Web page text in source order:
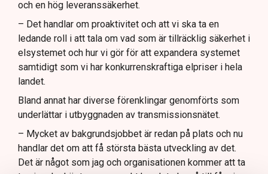
och en hög leveranssäkerhet.
– Det handlar om proaktivitet och att vi ska ta en
ledande roll i att tala om vad som är tillräcklig säkerhet i
elsystemet och hur vi gör för att expandera systemet
samtidigt som vi har konkurrenskraftiga elpriser i hela
landet.
Bland annat har diverse förenklingar genomförts som
underlättar i utbyggnaden av transmissionsnätet.
– Mycket av bakgrundsjobbet är redan på plats och nu
handlar det om att få största bästa utveckling av det.
Det är något som jag och organisationen kommer att ta